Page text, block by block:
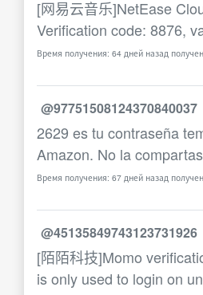
[网易云音乐]NetEase
Verification code: 8876,
Время получения: 64 дней назад
@97751508124370840037
2629 es tu contraseña
Amazon. No la
Время получения: 67 дней назад
@45135849743123731926
[陌陌科技]Momo
is only used to login on